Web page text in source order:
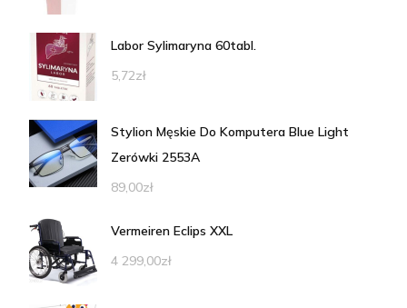
Labor Sylimaryna 60tabl.
5,72zł
Stylion Męskie Do Komputera Blue Light
Zerówki 2553A
89,00zł
Vermeiren Eclips XXL
4 299,00zł